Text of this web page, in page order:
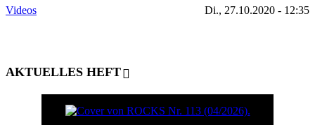
Videos Di., 27.10.2020 - 12:35
AKTUELLES HEFT